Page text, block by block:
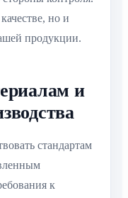
но и
продукции.
и
стандартам
к